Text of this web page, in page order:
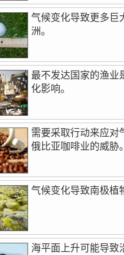
气候变化导致更多巨
洲。
最不发达国家的渔业
化影响。
需要采取行动来应对
俄比亚咖啡业的威胁。
气候变化导致南极植
海平面上升可能导致